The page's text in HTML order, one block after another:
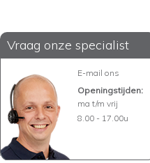
Vraag onze specialist
E-mail ons
Openingstijden:
ma t/m vrij
8.00 - 17.00u